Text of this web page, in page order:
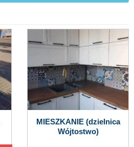
MIESZKANIE (dzielnica
Wójtostwo)